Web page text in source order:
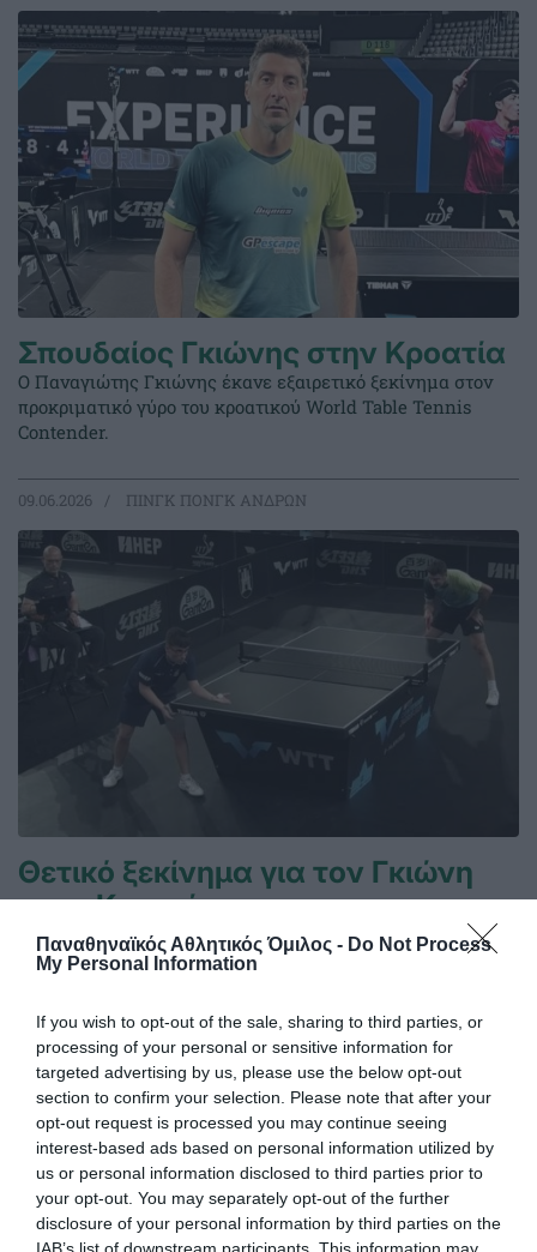
Παναθηναϊκός Αθλητικός Όμιλος - Do Not Process
My Personal Information
If you wish to opt-out of the sale, sharing to third parties, or
processing of your personal or sensitive information for
targeted advertising by us, please use the below opt-out
section to confirm your selection. Please note that after your
opt-out request is processed you may continue seeing
interest-based ads based on personal information utilized by
us or personal information disclosed to third parties prior to
your opt-out. You may separately opt-out of the further
disclosure of your personal information by third parties on the
Σπουδαίος Γκιώνης στην Κροατία
Ο Παναγιώτης Γκιώνης έκανε εξαιρετικό ξεκίνημα στον
προκριματικό γύρο του κροατικού World Table Tennis
Contender.
09.06.2026 ΠΙΝΓΚ ΠΟΝΓΚ ΑΝΔΡΩΝ
Θετικό ξεκίνημα για τον Γκιώνη
στην Κροατία
Ο Παναγιώτης Γκιώνης προκρίθηκε στον δεύτερο
προκριματικό γύρο του World Table Tennis Contender του
09.06.2026 ΠΙΝΓΚ ΠΟΝΓΚ ΑΝΔΡΩΝ